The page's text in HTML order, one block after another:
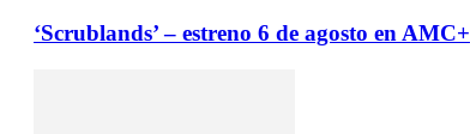
‘Scrublands’ – estreno 6 de agosto en AMC+